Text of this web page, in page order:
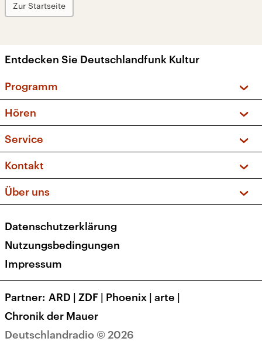
Zur Startseite
Entdecken Sie Deutschlandfunk Kultur
Programm
Sendungen und Podcasts
Musikliste
Kakadu – Das Kinderprogramm
Hören
Frequenzen (UKW + DAB+)
Service
FAQ
Apps
Newsletter
Veranstaltungen
Kontakt
Social Media
Über uns
Presse
Karriere
Transparenz
Deutschlandradio © 2026
Datenschutzerklärung
Nutzungsbedingungen
Impressum
Partner ARD | ZDF | Phoenix | arte |
Chronik der Mauer